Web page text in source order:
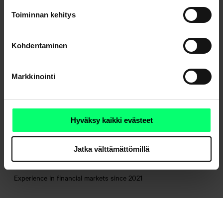
Toiminnan kehitys
Kohdentaminen
Markkinointi
Hyväksy kaikki evästeet
Jatka välttämättömillä
Sebastian Jussila
Junior Analyst
Experience in financial markets since 2021